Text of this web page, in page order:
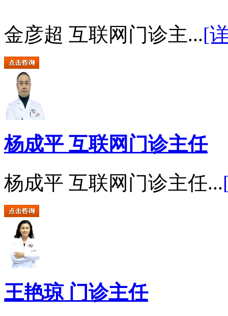
金彦超 互联网门诊主...[
杨成平 互联网门诊主任
杨成平 互联网门诊主任...
王艳琼 门诊主任